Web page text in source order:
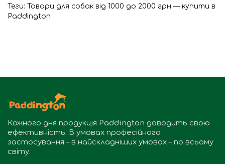
Теги: Товари для собак від 1000 до 2000 грн — купити в
Paddington
Кожного дня продукція Paddington доводить свою
ефективність. В умовах професійного
застосування – в найскладніших умовах – по всьому
світу.